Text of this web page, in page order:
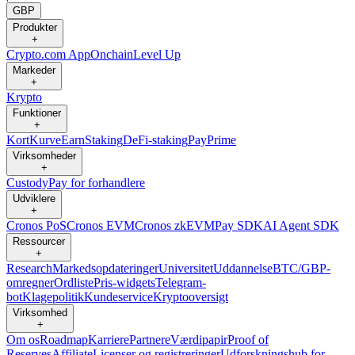
GBP
Produkter
+
Crypto.com AppOnchainLevel Up
Markeder
+
Krypto
Funktioner
+
KortKurveEarnStakingDeFi-stakingPayPrime
Virksomheder
+
CustodyPay for forhandlere
Udviklere
+
Cronos PoSCronos EVMCronos zkEVMPay SDKAI Agent SDK
Ressourcer
+
ResearchMarkedsopdateringerUniversitetUddannelseBTC/GBP-
omregnerOrdlistePris-widgetsTelegram-
botKlagepolitikKundeserviceKryptooversigt
Virksomhed
+
Om osRoadmapKarrierePartnereVærdipapirProof of